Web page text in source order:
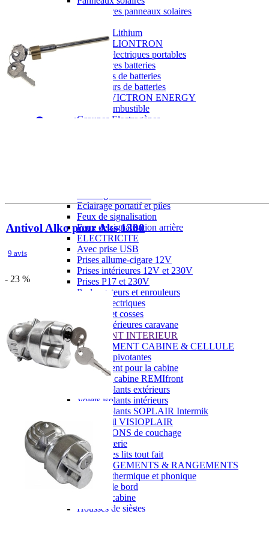
Accessoires panneaux solaires
Batteries Lithium
Batteries LIONTRON
Stations électriques portables
Accessoires batteries
Chargeurs de batteries
Séparateurs de batteries
Gamme VICTRON ENERGY
Piles à combustible
Groupes Electrogènes
Eclairage portatif et piles
Feux de signalisation
Feux de signalisation arrière
ELECTRICITE
Avec prise USB
Prises allume-cigare 12V
Prises intérieures 12V et 230V
Prises P17 et 230V
Prolongateurs et enrouleurs
Câbles électriques
Fusibles et cosses
Prises extérieures caravane
EQUIPEMENT INTERIEUR
EQUIPEMENT CABINE & CELLULE
Embases pivotantes
Equipement pour la cabine
Stores de cabine REMIfront
Volets isolants extérieurs
Volets isolants intérieurs
Volets isolants SOPLAIR Intermik
Pare-soleil VISIOPLAIR
SOLUTIONS de couchage
Pour la literie
Couchages lits tout fait
AMÉNAGEMENTS & RANGEMENTS
Isolation thermique et phonique
Tableau de bord
Tapis de cabine
Housses de sièges
Nos Véhicules en concession
Antivol Alko pour Aks 1300
9 avis
- 23 %